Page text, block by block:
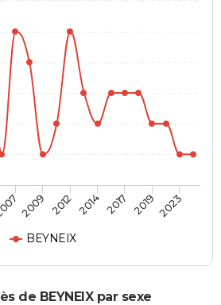
BEYNEIX
2009 2012 2014 2017 2019 2023
de BEYNEIX par sexe